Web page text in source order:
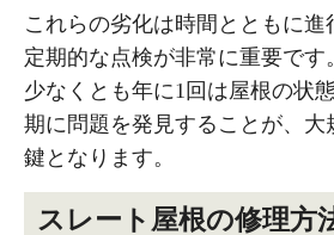
これらの劣化は時間とともに進
定期的な点検が非常に重要です。
少なくとも年に1回は屋根の状
期に問題を発見することが、大
鍵となります。
スレート屋根の修理方